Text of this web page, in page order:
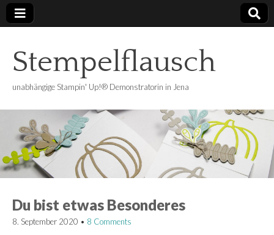
Stempelflausch
unabhängige Stampin' Up!® Demonstratorin in Jena
Du bist etwas Besonderes
8. September 2020 • 8 Comments